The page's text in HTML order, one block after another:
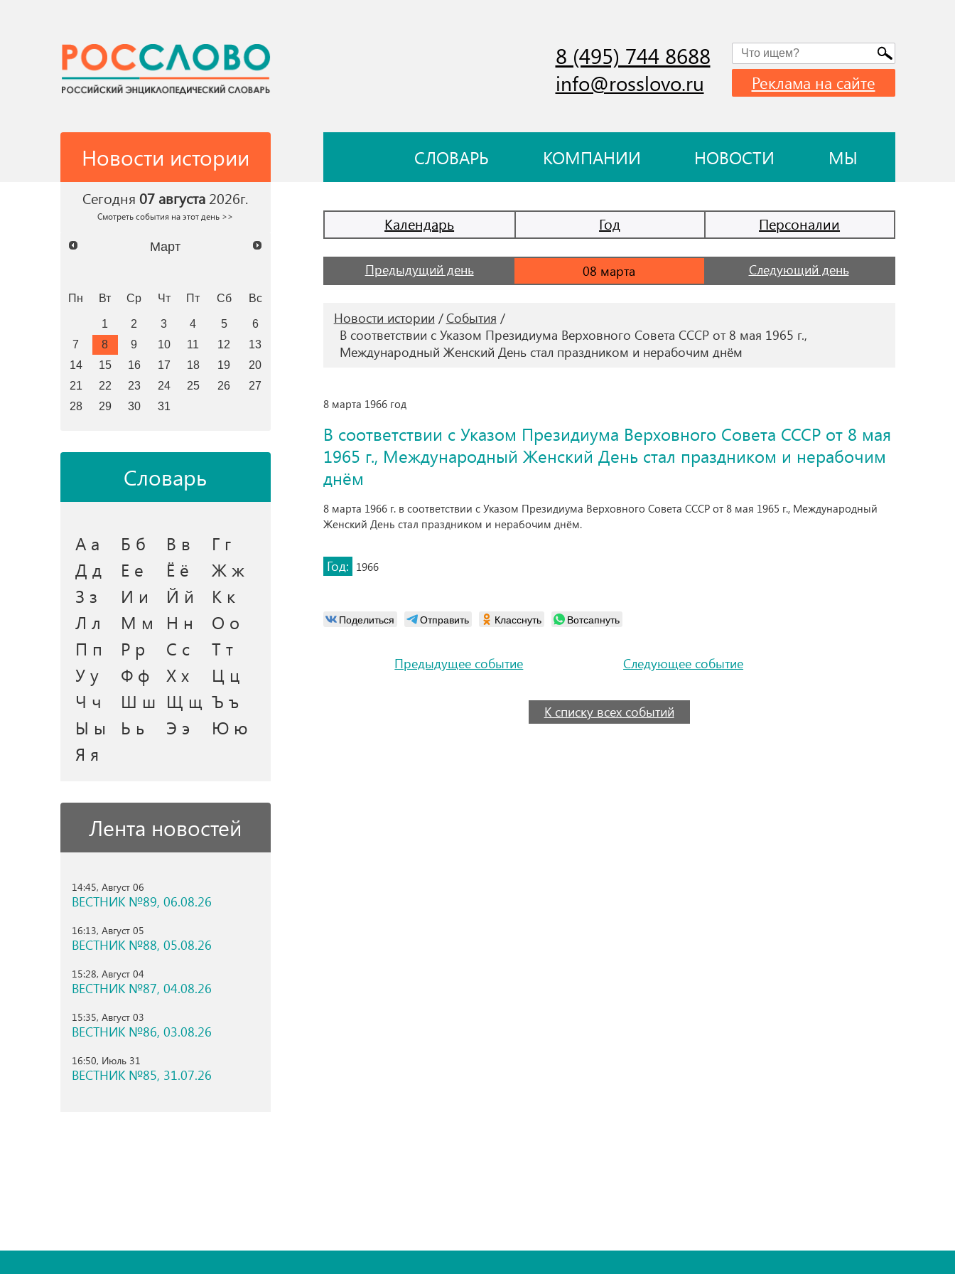
8 (495) 744 8688
info@rosslovo.ru Реклама на сайте
Новости истории СЛОВАРЬ КОМПАНИИ НОВОСТИ МЫ
Сегодня 07 августа 2026г.
Смотреть события на этот день >>
Март
Пн Вт Ср Чт Пт Сб Вс
1 2 3 4 5
6
7
8 9 10 11 12
13
14
15 16 17 18 19
20
21
22 23 24 25 26
27
28
29 30 31
Словарь
А а Б б В в
Г г
Д д
Е е Ё ё
Ж ж
З з
И и Й й
К к
Л л
М м Н н
О о
П п
Р р С с
Т т
У у
Ф ф Х х
Ц ц
Ч ч
Ш ш Щ щ Ъ ъ
Ы ы
Ь ь Э э
Ю ю
Я я
Лента новостей
14:45, Август 06
ВЕСТНИК №89, 06.08.26
16:13, Август 05
ВЕСТНИК №88, 05.08.26
15:28, Август 04
ВЕСТНИК №87, 04.08.26
15:35, Август 03
ВЕСТНИК №86, 03.08.26
16:50, Июль 31
ВЕСТНИК №85, 31.07.26
Календарь Год Персоналии
Предыдущий день Следующий день
Новости истории
События
В соответствии с Указом Президиума Верховного Совета СССР от 8 мая 1965 г.,
Международный Женский День стал праздником и нерабочим днём
8 марта 1966 год
В соответствии с Указом Президиума Верховного Совета СССР от 8 мая
1965 г., Международный Женский День стал праздником и нерабочим
днём
8 марта 1966 г. в соответствии с Указом Президиума Верховного Совета СССР от 8 мая 1965 г., Международный
Женский День стал праздником и нерабочим днём.
Год: 1966
Поделиться Отправить Класснуть Вотсапнуть
Предыдущее событие Следующее событие
К списку всех событий